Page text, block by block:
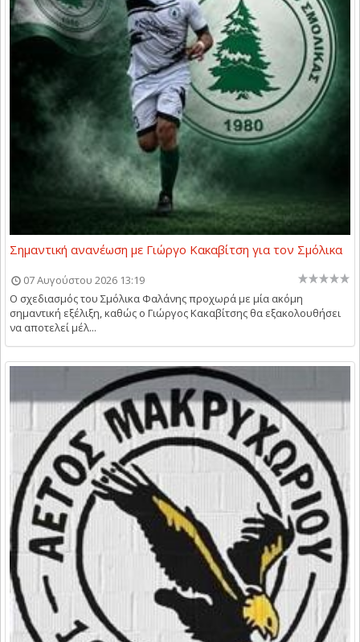
Σημαντική ανανέωση με Γιώργο Κακαβίτση για τον Σμόλικα
07 Αυγούστου 2026 13:19
Ο σχεδιασμός του Σμόλικα Φαλάνης προχωρά με μία ακόμη
σημαντική εξέλιξη, καθώς ο Γιώργος Κακαβίτσης θα εξακολουθήσει
να αποτελεί μέλ...